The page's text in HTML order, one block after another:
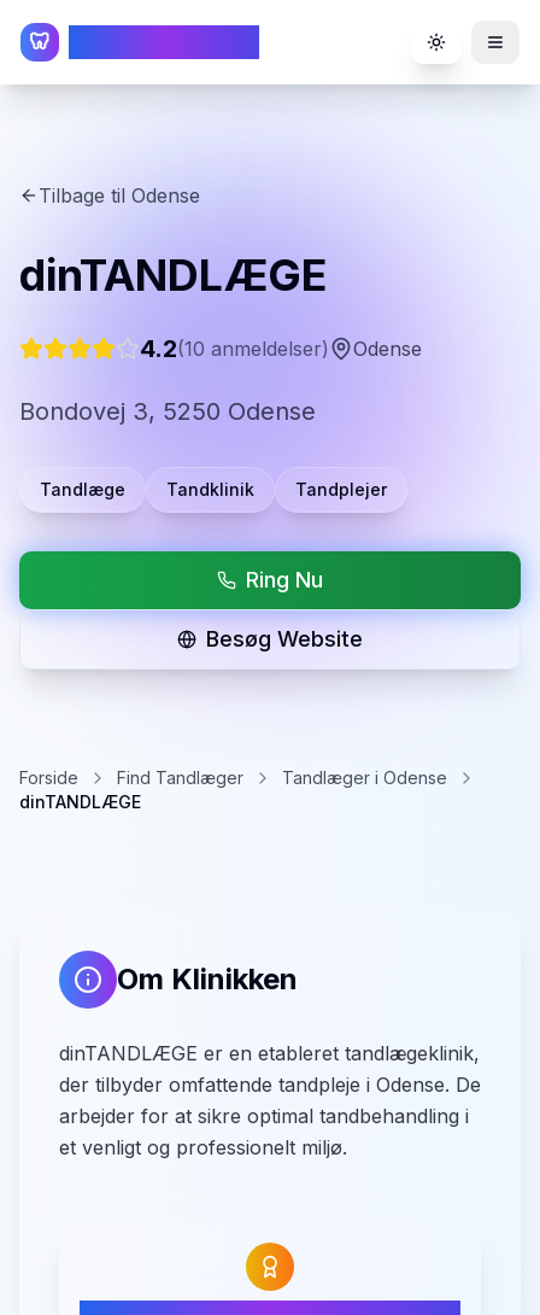
🦷 Toggle
Tilbage til Odense
dinTANDLÆGE
4.2(10 anmeldelser) Odense
Bondovej 3, 5250 Odense
Tandlæge Tandklinik Tandplejer
Ring Nu
Besøg Website
Forside Find Tandlæger
Tandlæger i Odense
dinTANDLÆGE
Om Klinikken
dinTANDLÆGE er en etableret tandlægeklinik,
der tilbyder omfattende tandpleje i Odense. De
arbejder for at sikre optimal tandbehandling i
et venligt og professionelt miljø.